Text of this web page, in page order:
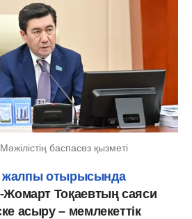
баспасөз қызметі
жалпы отырысында
Тоқаевтың саяси
асыру – мемлекеттік